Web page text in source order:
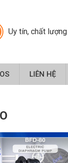
Uy tín, chất lượng
LIÊN HỆ